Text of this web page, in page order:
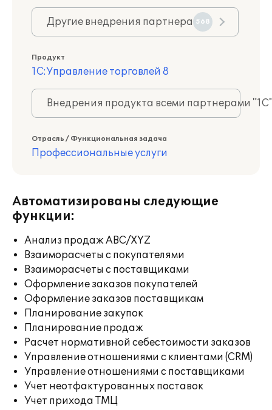
Другие внедрения партнера 568
Продукт
1С:Управление торговлей 8
Внедрения продукта всеми партнерами
Отрасль / Функциональная задача
Профессиональные услуги
Автоматизированы следующие
функции:
Анализ продаж ABC/XYZ
Взаиморасчеты с покупателями
Взаиморасчеты с поставщиками
Оформление заказов покупателей
Оформление заказов поставщикам
Планирование закупок
Планирование продаж
Расчет нормативной себестоимости заказов
Управление отношениями с клиентами (CRM)
Управление отношениями с поставщиками
Учет неотфактурованных поставок
Учет прихода ТМЦ